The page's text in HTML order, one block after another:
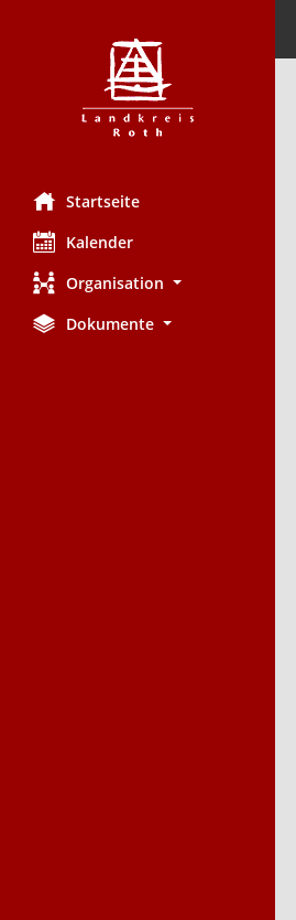
Startseite
Kalender
Organisation
Dokumente